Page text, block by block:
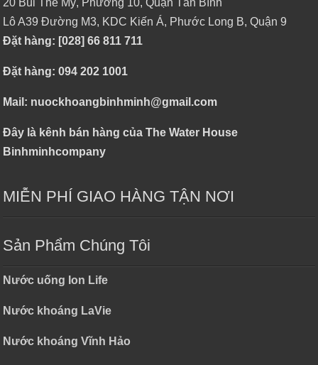
20 Bùi Thế Mỹ, Phường 10, Quận Tân Bình
Lô A39 Đường M3, KDC Kiến Á, Phước Long B, Quận 9
Đặt hàng: [028] 66 811 711
Đặt hàng: 094 202 1001
Mail: nuockhoangbinhminh@gmail.com
Đây là kênh bán hàng của The Water House
Binhminhcompany
MIỄN PHÍ GIAO HÀNG TẬN NƠI
Sản Phẩm Chúng Tôi
Nước uống Ion Life
Nước khoáng LaVie
Nước khoáng Vĩnh Hảo